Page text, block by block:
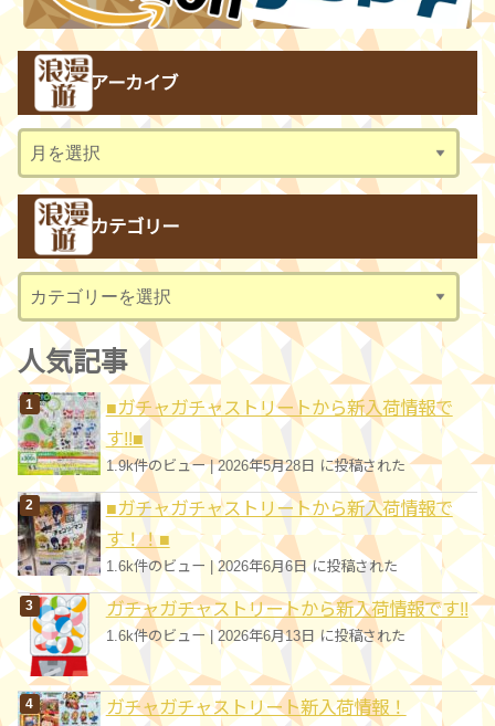
アーカイブ
ア
ー
カ
ブ
カテゴリー
テ
ゴ
リ
ー
人気記事
■ガチャガチャストリートから新入荷情報で
す!!■
1.9k件のビュー|2026年5月28日 に投稿された
■ガチャガチャストリートから新入荷情報で
す！！■
1.6k件のビュー |2026年6月6日 に投稿された
ガチャガチャストリートから新入荷情報です!!
1.6k件のビュー| 2026年6月13日 に投稿された
ガチャガチャストリート新入荷情報！